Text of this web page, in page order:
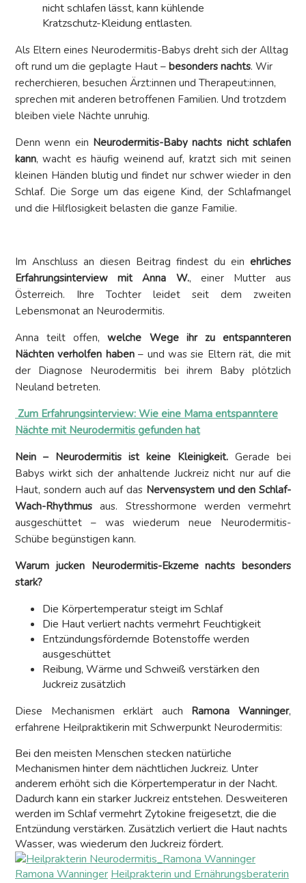
nicht schlafen lässt, kann kühlende
Kratzschutz-Kleidung entlasten.
Als Eltern eines Neurodermitis-Babys dreht sich der Alltag
oft rund um die geplagte Haut – besonders nachts. Wir
recherchieren, besuchen Ärzt:innen und Therapeut:innen,
sprechen mit anderen betroffenen Familien. Und trotzdem
bleiben viele Nächte unruhig.
Denn wenn ein Neurodermitis-Baby nachts nicht schlafen
kann, wacht es häufig weinend auf, kratzt sich mit seinen
kleinen Händen blutig und findet nur schwer wieder in den
Schlaf. Die Sorge um das eigene Kind, der Schlafmangel
und die Hilflosigkeit belasten die ganze Familie.
Im Anschluss an diesen Beitrag findest du ein ehrliches
Erfahrungsinterview mit Anna W., einer Mutter aus
Österreich. Ihre Tochter leidet seit dem zweiten
Lebensmonat an Neurodermitis.
Anna teilt offen,welche Wege ihr zu entspannteren
Nächten verholfen haben– und was sie Eltern rät, die mit
der Diagnose Neurodermitis bei ihrem Baby plötzlich
Neuland betreten.
Zum Erfahrungsinterview: Wie eine Mama entspanntere
Nächte mit Neurodermitis gefunden hat
Nein – Neurodermitis ist keine Kleinigkeit. Gerade bei
Babys wirkt sich der anhaltende Juckreiz nicht nur auf die
Haut, sondern auch auf das Nervensystem und den Schlaf-
Wach-Rhythmus aus. Stresshormone werden vermehrt
ausgeschüttet – was wiederum neue Neurodermitis-
Schübe begünstigen kann.
Warum jucken Neurodermitis-Ekzeme nachts besonders
stark?
Die Körpertemperatur steigt im Schlaf
Die Haut verliert nachts vermehrt Feuchtigkeit
Entzündungsfördernde Botenstoffe werden
ausgeschüttet
Reibung, Wärme und Schweiß verstärken den
Juckreiz zusätzlich
Diese Mechanismen erklärt auch Ramona Wanninger,
erfahrene Heilpraktikerin mit Schwerpunkt Neurodermitis:
Bei den meisten Menschen stecken natürliche
Mechanismen hinter dem nächtlichen Juckreiz. Unter
anderem erhöht sich die Körpertemperatur in der Nacht.
Dadurch kann ein starker Juckreiz entstehen. Desweiteren
werden im Schlaf vermehrt Zytokine freigesetzt, die die
Entzündung verstärken. Zusätzlich verliert die Haut nachts
Wasser, was wiederum den Juckreiz fördert.
Ramona Wanninger Heilprakterin und Ernährungsberaterin